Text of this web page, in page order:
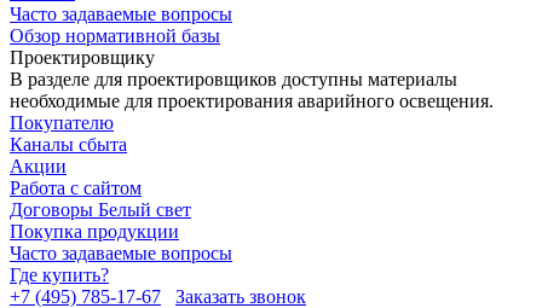
Часто задаваемые вопросы
Обзор нормативной базы
Проектировщику
В разделе для проектировщиков доступны материалы
необходимые для проектирования аварийного освещения.
Покупателю
Каналы сбыта
Акции
Работа с сайтом
Договоры Белый свет
Покупка продукции
Часто задаваемые вопросы
Где купить?
+7 (495) 785-17-67
Заказать звонок